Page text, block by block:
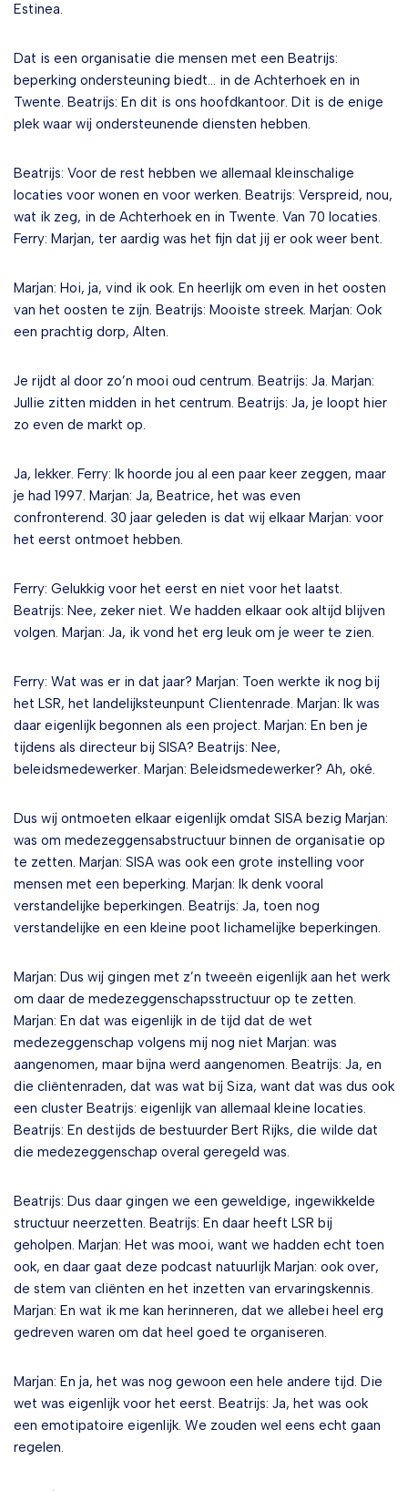
Estinea.
Dat is een organisatie die mensen met een Beatrijs:
beperking ondersteuning biedt… in de Achterhoek en in
Twente. Beatrijs: En dit is ons hoofdkantoor. Dit is de enige
plek waar wij ondersteunende diensten hebben.
Beatrijs: Voor de rest hebben we allemaal kleinschalige
locaties voor wonen en voor werken. Beatrijs: Verspreid, nou,
wat ik zeg, in de Achterhoek en in Twente. Van 70 locaties.
Ferry: Marjan, ter aardig was het fijn dat jij er ook weer bent.
Marjan: Hoi, ja, vind ik ook. En heerlijk om even in het oosten
van het oosten te zijn. Beatrijs: Mooiste streek. Marjan: Ook
een prachtig dorp, Alten.
Je rijdt al door zo’n mooi oud centrum. Beatrijs: Ja. Marjan:
Jullie zitten midden in het centrum. Beatrijs: Ja, je loopt hier
zo even de markt op.
Ja, lekker. Ferry: Ik hoorde jou al een paar keer zeggen, maar
je had 1997. Marjan: Ja, Beatrice, het was even
confronterend. 30 jaar geleden is dat wij elkaar Marjan: voor
het eerst ontmoet hebben.
Ferry: Gelukkig voor het eerst en niet voor het laatst.
Beatrijs: Nee, zeker niet. We hadden elkaar ook altijd blijven
volgen. Marjan: Ja, ik vond het erg leuk om je weer te zien.
Ferry: Wat was er in dat jaar? Marjan: Toen werkte ik nog bij
het LSR, het landelijksteunpunt Clientenrade. Marjan: Ik was
daar eigenlijk begonnen als een project. Marjan: En ben je
tijdens als directeur bij SISA? Beatrijs: Nee,
beleidsmedewerker. Marjan: Beleidsmedewerker? Ah, oké.
Dus wij ontmoeten elkaar eigenlijk omdat SISA bezig Marjan:
was om medezeggensabstructuur binnen de organisatie op
te zetten. Marjan: SISA was ook een grote instelling voor
mensen met een beperking. Marjan: Ik denk vooral
verstandelijke beperkingen. Beatrijs: Ja, toen nog
verstandelijke en een kleine poot lichamelijke beperkingen.
Marjan: Dus wij gingen met z’n tweeën eigenlijk aan het werk
om daar de medezeggenschapsstructuur op te zetten.
Marjan: En dat was eigenlijk in de tijd dat de wet
medezeggenschap volgens mij nog niet Marjan: was
aangenomen, maar bijna werd aangenomen. Beatrijs: Ja, en
die cliëntenraden, dat was wat bij Siza, want dat was dus ook
een cluster Beatrijs: eigenlijk van allemaal kleine locaties.
Beatrijs: En destijds de bestuurder Bert Rijks, die wilde dat
die medezeggenschap overal geregeld was.
Beatrijs: Dus daar gingen we een geweldige, ingewikkelde
structuur neerzetten. Beatrijs: En daar heeft LSR bij
geholpen. Marjan: Het was mooi, want we hadden echt toen
ook, en daar gaat deze podcast natuurlijk Marjan: ook over,
de stem van cliënten en het inzetten van ervaringskennis.
Marjan: En wat ik me kan herinneren, dat we allebei heel erg
gedreven waren om dat heel goed te organiseren.
Marjan: En ja, het was nog gewoon een hele andere tijd. Die
wet was eigenlijk voor het eerst. Beatrijs: Ja, het was ook
een emotipatoire eigenlijk. We zouden wel eens echt gaan
regelen.